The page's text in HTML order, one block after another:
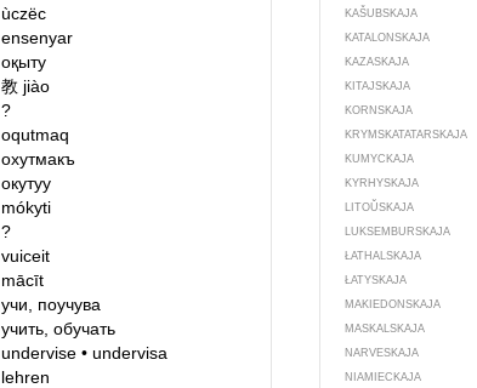
ùczëc
ensenyar
оқыту
教 jiào
?
oqutmaq
охутмакъ
окутуу
mókyti
?
vuiceit
mācīt
учи, поучува
учить, обучать
undervise • undervisa
lehren
KAŠUBSKAJA
KATALONSKAJA
KAZASKAJA
KITAJSKAJA
KORNSKAJA
KRYMSKA­TATARSKAJA
KUMYCKAJA
KYRHYSKAJA
LITOŬSKAJA
LUKSEMBURSKAJA
ŁATHALSKAJA
ŁATYSKAJA
MAKIEDONSKAJA
MASKALSKAJA
NARVESKAJA
NIAMIECKAJA